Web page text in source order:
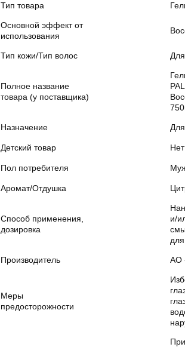
Тип товара
Основной эффект от
использования
Тип кожи/Тип волос
Полное название
товара (у поставщика)
Назначение
Детский товар Нет
Пол потребителя
Аромат/Отдушка
Способ применения,
дозировка
и/
Производитель АО
Меры
предосторожности